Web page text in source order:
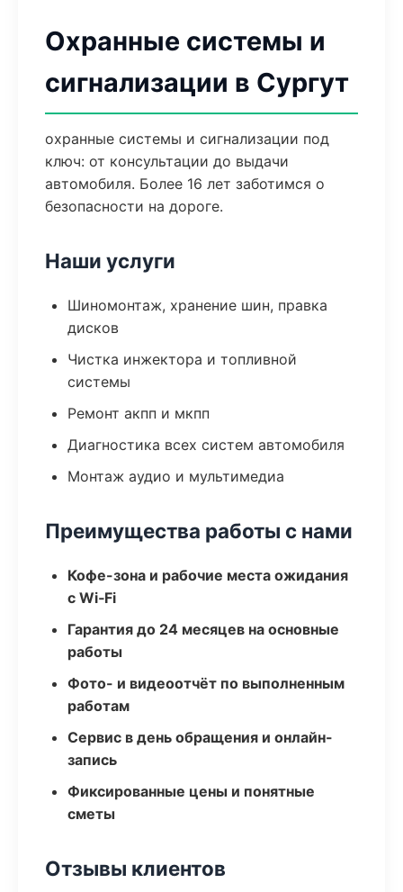
Охранные системы и
сигнализации в Сургут
охранные системы и сигнализации под
ключ: от консультации до выдачи
автомобиля. Более 16 лет заботимся о
безопасности на дороге.
Наши услуги
Шиномонтаж, хранение шин, правка
дисков
Чистка инжектора и топливной
системы
Ремонт акпп и мкпп
Диагностика всех систем автомобиля
Монтаж аудио и мультимедиа
Преимущества работы с нами
Кофе-зона и рабочие места ожидания
с Wi‑Fi
Гарантия до 24 месяцев на основные
работы
Фото- и видеоотчёт по выполненным
работам
Сервис в день обращения и онлайн-
запись
Фиксированные цены и понятные
сметы
Отзывы клиентов